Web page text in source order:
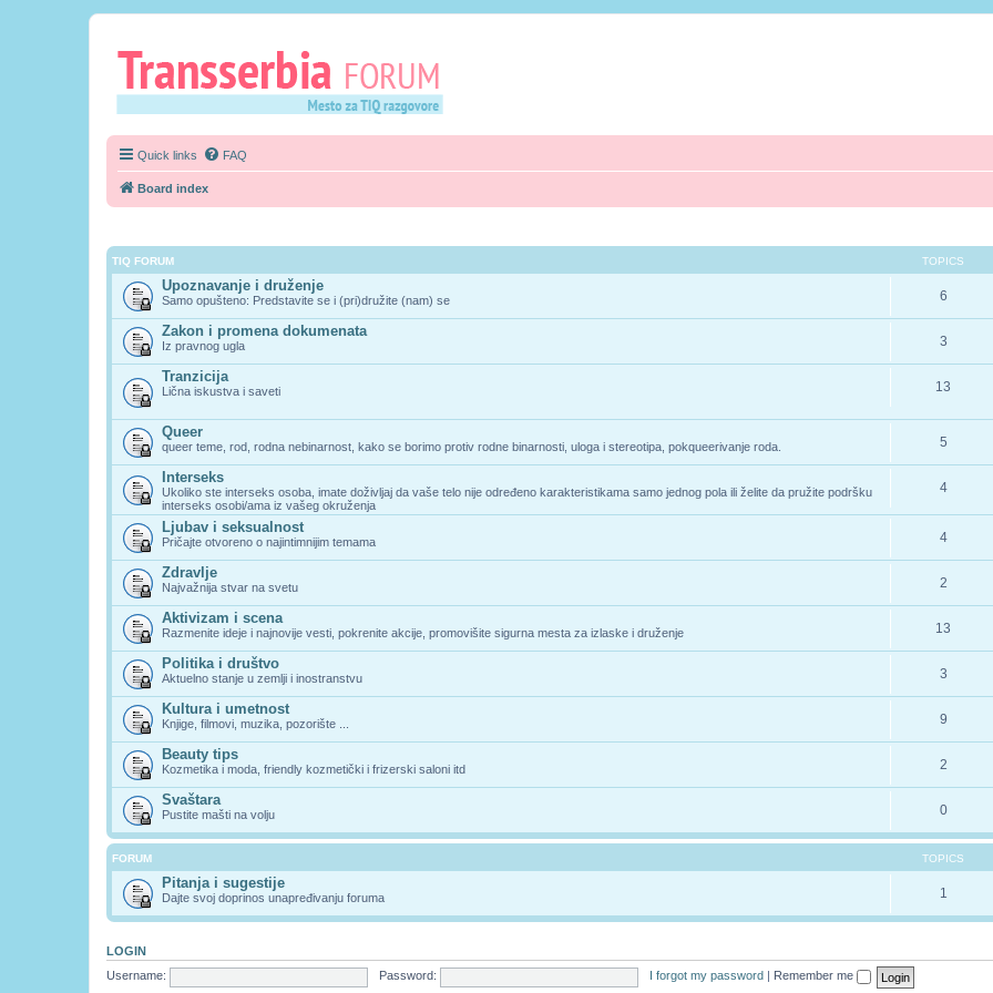
Quick links FAQ
Board index
TIQ FORUM TOPICS
Upoznavanje i druženje
Samo opušteno: Predstavite se i (pri)družite (nam) se 6
Zakon i promena dokumenata
Iz pravnog ugla 3
Tranzicija
Lična iskustva i saveti 13
Queer
queer teme, rod, rodna nebinarnost, kako se borimo protiv rodne binarnosti, uloga i stereotipa, pokqueerivanje roda. 5
Interseks
Ukoliko ste interseks osoba, imate doživljaj da vaše telo nije određeno karakteristikama samo jednog pola ili želite da pružite podršku
interseks osobi/ama iz vašeg okruženja
4
Ljubav i seksualnost
Pričajte otvoreno o najintimnijim temama 4
Zdravlje
Najvažnija stvar na svetu 2
Aktivizam i scena
Razmenite ideje i najnovije vesti, pokrenite akcije, promovišite sigurna mesta za izlaske i druženje 13
Politika i društvo
Aktuelno stanje u zemlji i inostranstvu 3
Kultura i umetnost
Knjige, filmovi, muzika, pozorište ... 9
Beauty tips
Kozmetika i moda, friendly kozmetički i frizerski saloni itd 2
Svaštara
Pustite mašti na volju 0
FORUM TOPICS
Pitanja i sugestije
Dajte svoj doprinos unapređivanju foruma 1
LOGIN
Username:
Password: I forgot my password Remember me